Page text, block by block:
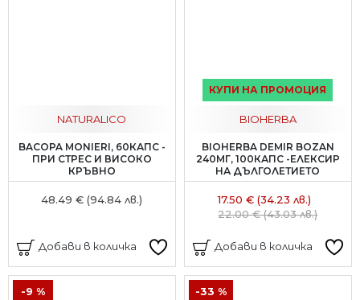
NATURALICO
BACOPA MONIERI, 60КАПС -
ПРИ СТРЕС И ВИСОКО
КРЪВНО
48.49 € (94.84 лв.)
Добави в количка
КУПИ НА ПРОМОЦИЯ
BIOHERBA
BIOHERBA DEMIR BOZAN
240МГ, 100КАПС -ЕЛЕКСИР
НА ДЪЛГОЛЕТИЕТО
17.50 € (34.23 лв.)
22.00 € (43.03 лв.)
Добави в количка
-9 % -33 %